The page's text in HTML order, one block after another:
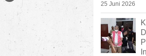
25 Juni 2026